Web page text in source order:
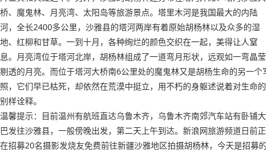
桥、魔鬼林、月亮湾、太阳岛等旅游景点。塔里木河是我国最大的内陆
河，全长2400多公里，沙雅县的塔河两岸有着原始胡杨林以及众多的湿
地、红柳和甘草。一到十月，各种绚烂的颜色交织在一起，美得让人窒
息。月亮湾位于塔河北岸，胡杨林组成了一道弯月形状，远观如一弯晶莹
剔透的月亮。而位于塔河大桥南6公里处的魔鬼林又是胡杨生命的另一个
照，它们早已枯死，却依然在荒漠中挺立，用不朽的身躯述说着对生命的
别样诠释。
温馨提示：目前温州有航班直达乌鲁木齐，乌鲁木齐南郊汽车站有卧铺大
巴发往沙雅县，一般傍晚出发，第二天上午到达。新浪网旅游频道日前正
在招募20名摄影发烧友免费前往新疆沙雅地区拍摄胡杨林，今天是招募